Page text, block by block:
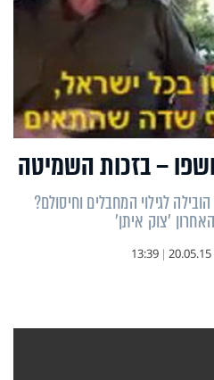
– בזכות השמיטה
לגילוי המחבלים וחיסולם?
'צוק איתן'
20.05.15
|
13:39